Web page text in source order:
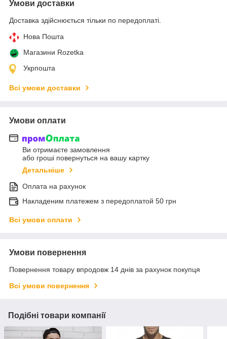
Умови доставки
Доставка здійснюється тільки по передоплаті.
Нова Пошта
Магазини Rozetka
Укрпошта
Всі умови доставки
Умови оплати
Ви отримаєте замовлення
або гроші повернуться на вашу картку
Детальніше
Оплата на рахунок
Накладеним платежем з передоплатой 50 грн
Всі умови оплати
Умови повернення
Повернення товару впродовж 14 днів за рахунок покупця
Всі умови повернення
Подібні товари компанії